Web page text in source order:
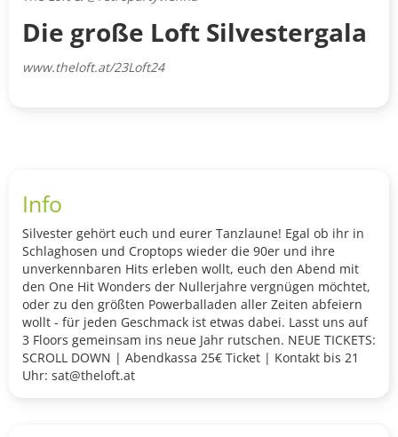
Die große Loft Silvestergala
www.theloft.at/23Loft24
Info
Silvester gehört euch und eurer Tanzlaune! Egal ob ihr in
Schlaghosen und Croptops wieder die 90er und ihre
unverkennbaren Hits erleben wollt, euch den Abend mit
den One Hit Wonders der Nullerjahre vergnügen möchtet,
oder zu den größten Powerballaden aller Zeiten abfeiern
wollt - für jeden Geschmack ist etwas dabei. Lasst uns auf
3 Floors gemeinsam ins neue Jahr rutschen. NEUE TICKETS:
SCROLL DOWN | Abendkassa 25€ Ticket | Kontakt bis 21
Uhr: sat@theloft.at